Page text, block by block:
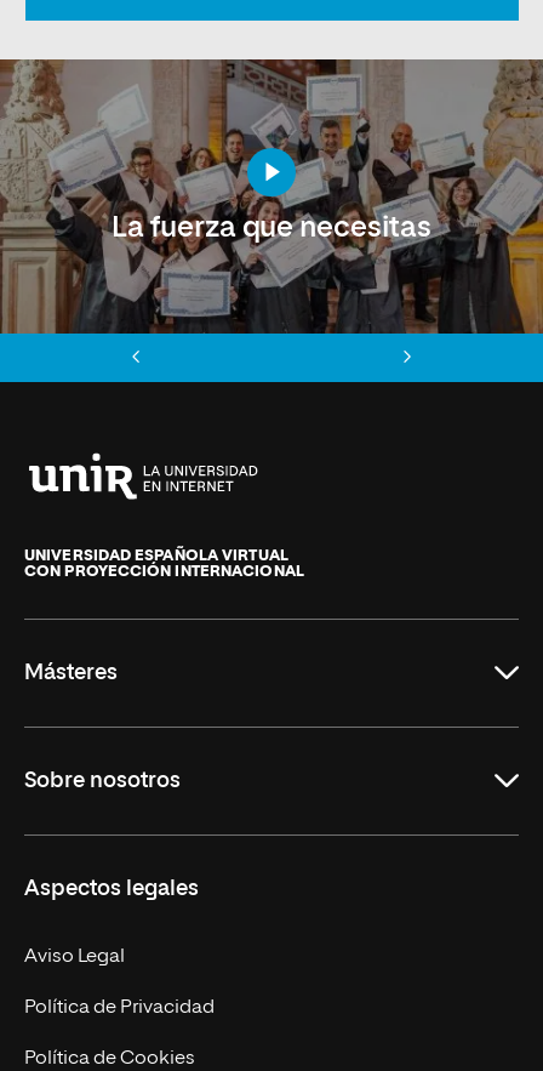
La fuerza que necesitas
de
La
UNIVERSIDAD ESPAÑOLA VIRTUAL
CON PROYECCIÓN INTERNACIONAL
Másteres
Derecho
Empresa
MBA
Marketing y Comunicación
Ingeniería
Sobre nosotros
Nuestro Equipo
Contacto
Aspectos legales
Aviso Legal
Política de Privacidad
Política de Cookies